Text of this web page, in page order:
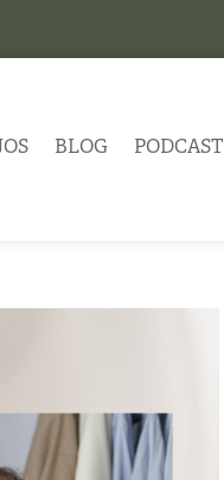
BLOG PODCAST